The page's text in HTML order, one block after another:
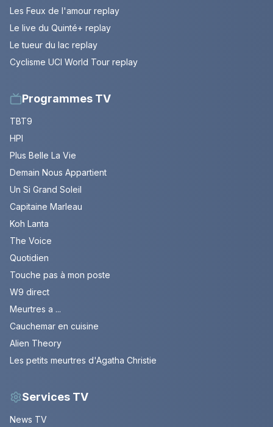
Les Feux de l'amour replay
Le live du Quinté+ replay
Le tueur du lac replay
Cyclisme UCI World Tour replay
Programmes TV
TBT9
HPI
Plus Belle La Vie
Demain Nous Appartient
Un Si Grand Soleil
Capitaine Marleau
Koh Lanta
The Voice
Quotidien
Touche pas à mon poste
W9 direct
Meurtres a ...
Cauchemar en cuisine
Alien Theory
Les petits meurtres d'Agatha Christie
Services TV
News TV